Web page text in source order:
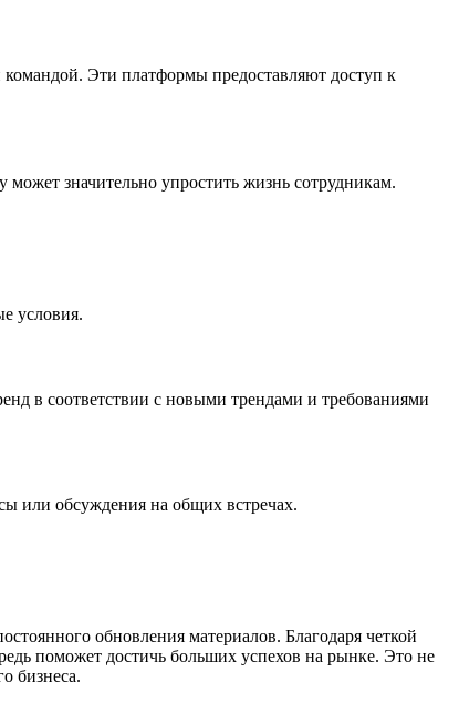
Эти платформы предоставляют доступ к
значительно упростить жизнь сотрудникам.
условия.
в соответствии с новыми трендами и требованиями
или обсуждения на общих встречах.
обновления материалов. Благодаря четкой
поможет достичь больших успехов на рынке. Это не
бизнеса.